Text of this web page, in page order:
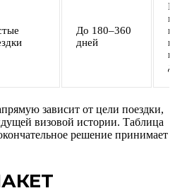
До 180–360
дней
зависит от цели поездки,
визовой истории. Таблица
решение принимает